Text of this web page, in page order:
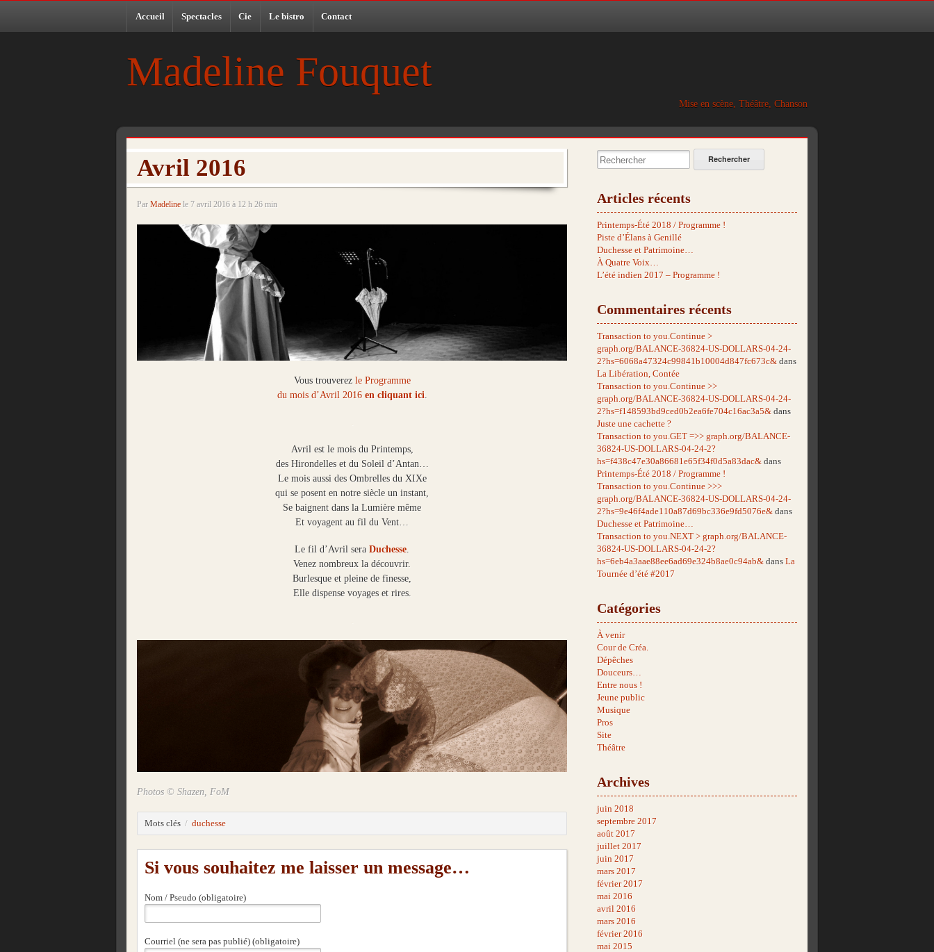
Accueil Spectacles Cie Le bistro Contact
Madeline Fouquet
Mise en scène, Théâtre, Chanson
Avril 2016
Par Madeline le 7 avril 2016 à 12 h 26 min
Vous trouverez le Programme
du mois d’Avril 2016 en cliquant ici
Avril est le mois du Printemps,
des Hirondelles et du Soleil d’Antan…
Le mois aussi des Ombrelles du XIXe
qui se posent en notre siècle un instant,
Se baignent dans la Lumière même
Et voyagent au fil du Vent…
Le fil d’Avril seraDuchesse
Venez nombreux la découvrir.
Burlesque et pleine de finesse,
Elle dispense voyages et rires.
Photos © Shazen, FoM
Mots clés duchesse
Si vous souhaitez me laisser un message…
Nom / Pseudo (obligatoire)
Courriel (ne sera pas publié) (obligatoire)
Rechercher:
Articles récents
Printemps-Été 2018 / Programme !
Piste d’Élans à Genillé
Duchesse et Patrimoine…
À Quatre Voix…
L’été indien 2017 – Programme !
Commentaires récents
Transaction to you.Continue >
graph.org/BALANCE-36824-US-DOLLARS-04-24-
2?hs=6068a47324c99841b10004d847fc673c&dans
La Libération, Contée
Transaction to you.Continue >>
graph.org/BALANCE-36824-US-DOLLARS-04-24-
2?hs=f148593bd9ced0b2ea6fe704c16ac3a5&dans
Juste une cachette ?
Transaction to you.GET =>> graph.org/BALANCE-
36824-US-DOLLARS-04-24-2?
hs=f438c47e30a86681e65f34f0d5a83dac&dans
Printemps-Été 2018 / Programme !
Transaction to you.Continue >>>
graph.org/BALANCE-36824-US-DOLLARS-04-24-
2?hs=9e46f4ade110a87d69bc336e9fd5076e&dans
Duchesse et Patrimoine…
Transaction to you.NEXT > graph.org/BALANCE-
36824-US-DOLLARS-04-24-2?
hs=6eb4a3aae88ee6ad69e324b8ae0c94ab&dans La
Tournée d’été #2017
Catégories
À venir
Cour de Créa.
Dépêches
Douceurs…
Entre nous !
Jeune public
Musique
Pros
Site
Théâtre
Archives
juin 2018
septembre 2017
août 2017
juillet 2017
juin 2017
mars 2017
février 2017
mai 2016
avril 2016
mars 2016
février 2016
mai 2015